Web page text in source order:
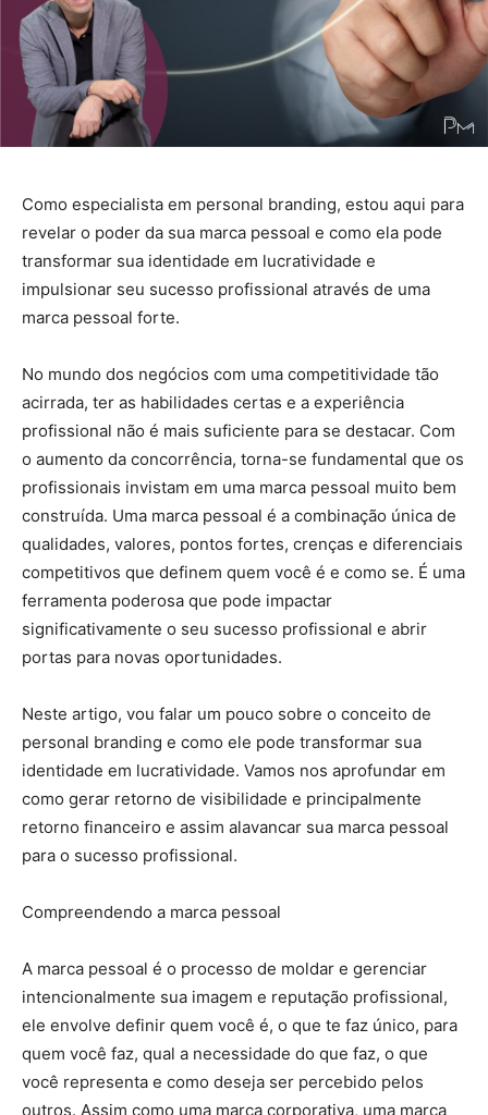
Como especialista em personal branding, estou aqui para
revelar o poder da sua marca pessoal e como ela pode
transformar sua identidade em lucratividade e
impulsionar seu sucesso profissional através de uma
marca pessoal forte.
No mundo dos negócios com uma competitividade tão
acirrada, ter as habilidades certas e a experiência
profissional não é mais suficiente para se destacar. Com
o aumento da concorrência, torna-se fundamental que os
profissionais invistam em uma marca pessoal muito bem
construída. Uma marca pessoal é a combinação única de
qualidades, valores, pontos fortes, crenças e diferenciais
competitivos que definem quem você é e como se. É uma
ferramenta poderosa que pode impactar
significativamente o seu sucesso profissional e abrir
portas para novas oportunidades.
Neste artigo, vou falar um pouco sobre o conceito de
personal branding e como ele pode transformar sua
identidade em lucratividade. Vamos nos aprofundar em
como gerar retorno de visibilidade e principalmente
retorno financeiro e assim alavancar sua marca pessoal
para o sucesso profissional.
Compreendendo a marca pessoal
A marca pessoal é o processo de moldar e gerenciar
intencionalmente sua imagem e reputação profissional,
ele envolve definir quem você é, o que te faz único, para
quem você faz, qual a necessidade do que faz, o que
você representa e como deseja ser percebido pelos
outros. Assim como uma marca corporativa, uma marca